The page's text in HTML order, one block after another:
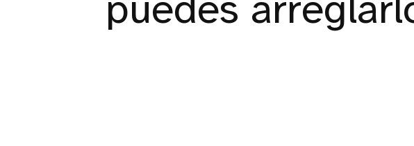
puedes